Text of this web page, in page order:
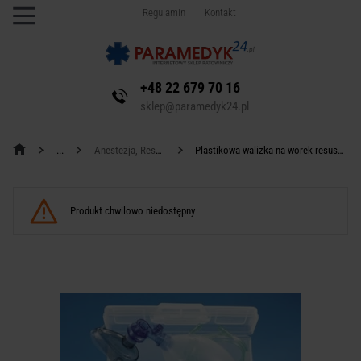
Regulamin Kontakt
+48 22 679 70 16
sklep@paramedyk24.pl
Anestezja, Resuscytacja Plastikowa walizka na worek resuscytacyjny - duża
Produkt chwilowo niedostępny